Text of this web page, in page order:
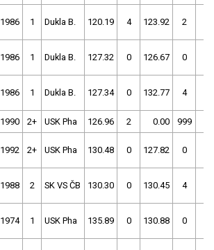
1986 1 Dukla B. 120.19 4 123.92 2
1986 1 Dukla B. 127.32 0 126.67 0
1986 1 Dukla B. 127.34 0 132.77 4
1990 2+ USK Pha 126.96 2 0.00 999
1992 2+ USK Pha 130.48 0 127.82 0
1988 2 SK VS ČB 130.30 0 130.45 4
1974 1 USK Pha 135.89 0 130.88 0